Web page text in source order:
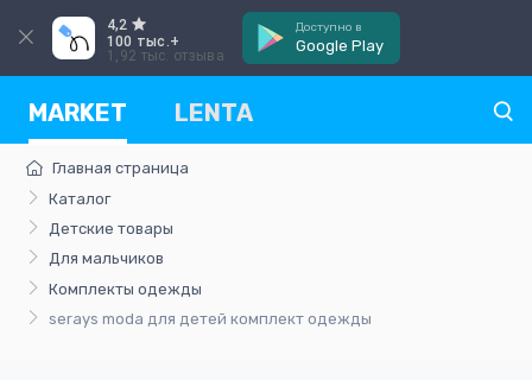
4,2
100 тыс.+
1,92 тыс. отзыва
Доступно в
Google Play
MARKET LENTA
Главная страница
Каталог
Детские товары
Для мальчиков
Комплекты одежды
serays moda для детей комплект одежды